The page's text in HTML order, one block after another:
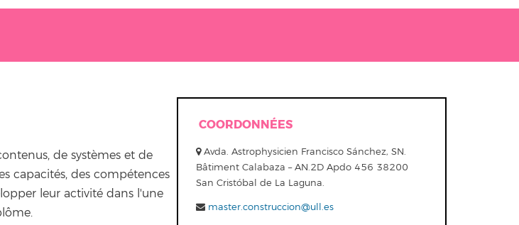
de systèmes et de
capacités, des compétences
leur activité dans l'une
COORDONNÉES
Avda. Astrophysicien Francisco Sánchez, SN.
Bâtiment Calabaza – AN.2D Apdo 456 38200
San Cristóbal de La Laguna.
master.construccion@ull.es